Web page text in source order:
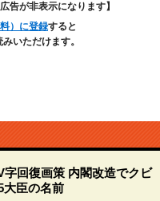
告が非表示になります】
）に登録すると
いただけます。
回復画策 内閣改造でクビ
大臣の名前